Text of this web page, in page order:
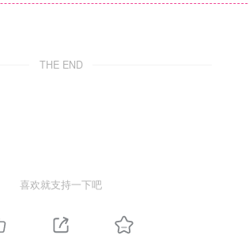
THE END
喜欢就支持一下吧